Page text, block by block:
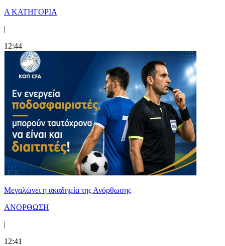
Α ΚΑΤΗΓΟΡΙΑ
|
12:44
Μεγαλώνει η ακαδημία της Ανόρθωσης
ΑΝΟΡΘΩΣΗ
|
12:41